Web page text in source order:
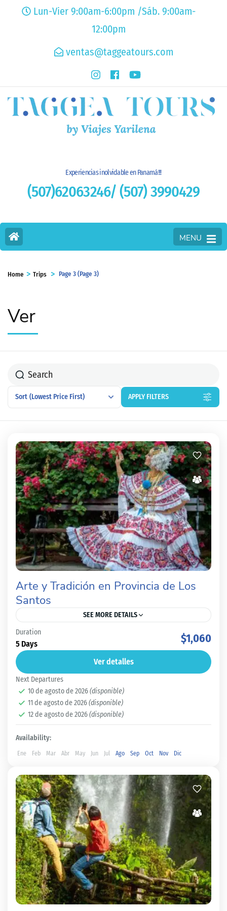
Lun-Vier 9:00am-6:00pm /Sáb. 9:00am-
12:00pm
ventas@taggeatours.com
Experiencias inolvidable en Panamá!!!
(507)62063246/ (507) 3990429
MENU
Home > Trips > Page 3 (Page 3)
Ver
Sort (Lowest Price First) APPLY FILTERS
Arte y Tradición en Provincia de Los
Santos
SEE MORE DETAILS
Arte y tradición en la Provincia de Los Santos en
Panamá, es toda una experiencia.... La provincia de Los
Santos en Panamá es una tierra...
Los Santos
2 People
Duration
5 Days $1,060
Ver detalles
Next Departures
10 de agosto de 2026(disponible)
11 de agosto de 2026(disponible)
12 de agosto de 2026(disponible)
Availability:
Ene Feb Mar Abr May Jun Jul Ago Sep Oct Nov Dic